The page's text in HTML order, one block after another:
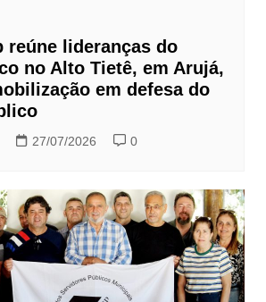
reúne lideranças do
no Alto Tietê, em Arujá,
em defesa do
27/07/2026 0